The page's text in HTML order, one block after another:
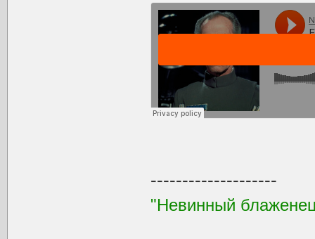
--------------------
"Невинный